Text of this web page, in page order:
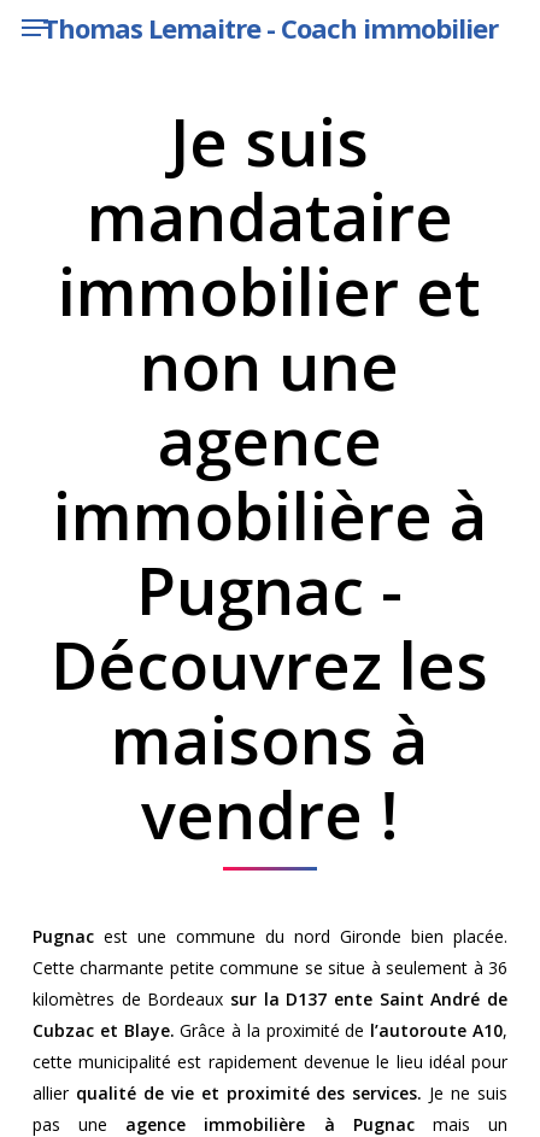
Skip Thomas Lemaitre - Coach immobilier
Menu
Je suis
mandataire
immobilier et
non une
agence
immobilière à
Pugnac -
Découvrez les
maisons à
vendre !
Pugnac est une commune du nord Gironde bien placée.
Cette charmante petite commune se situe à seulement à 36
kilomètres de Bordeaux sur la D137 ente Saint André de
Cubzac et Blaye. Grâce à la proximité de l’autoroute A10,
cette municipalité est rapidement devenue le lieu idéal pour
allier qualité de vie et proximité des services. Je ne suis
pas une agence immobilière à Pugnacmais un